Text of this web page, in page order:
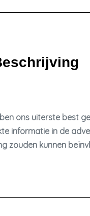
ons uiterste best
informatie in de
zouden kunnen